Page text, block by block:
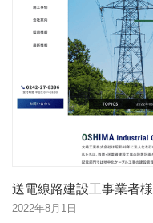
送電線路建設工事業者
2022年8月1日